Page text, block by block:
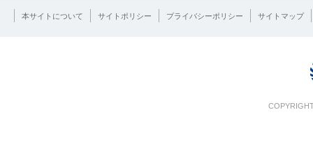
本サイトについて サイトポリシー プライバシーポリシー サイトマップ